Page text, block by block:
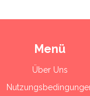
Menü
Über Uns